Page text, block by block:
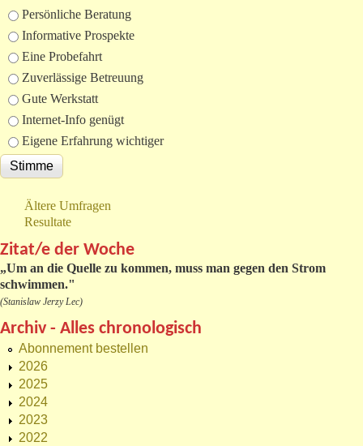
Auswahlmöglichkeiten
Persönliche Beratung
Informative Prospekte
Eine Probefahrt
Zuverlässige Betreuung
Gute Werkstatt
Internet-Info genügt
Eigene Erfahrung wichtiger
Ältere Umfragen
Resultate
Zitat/e der Woche
„Um an die Quelle zu kommen, muss man gegen den Strom
schwimmen."
(Stanislaw Jerzy Lec)
Archiv - Alles chronologisch
Abonnement bestellen
2026
2025
2024
2023
2022